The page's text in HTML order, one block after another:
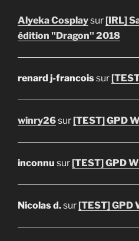
Alyeka Cosplaysur [IRL]
édition "Dragon" 2018
renard j-francoissur
winry26sur [TEST] GPD
inconnu sur [TEST] GPD
Nicolas d.sur [TEST] GPD